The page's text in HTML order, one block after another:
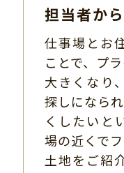
担当者か
仕事場とお
ことで、プ
大きくなり
探しになら
くしたいと
場の近くで
土地をご紹